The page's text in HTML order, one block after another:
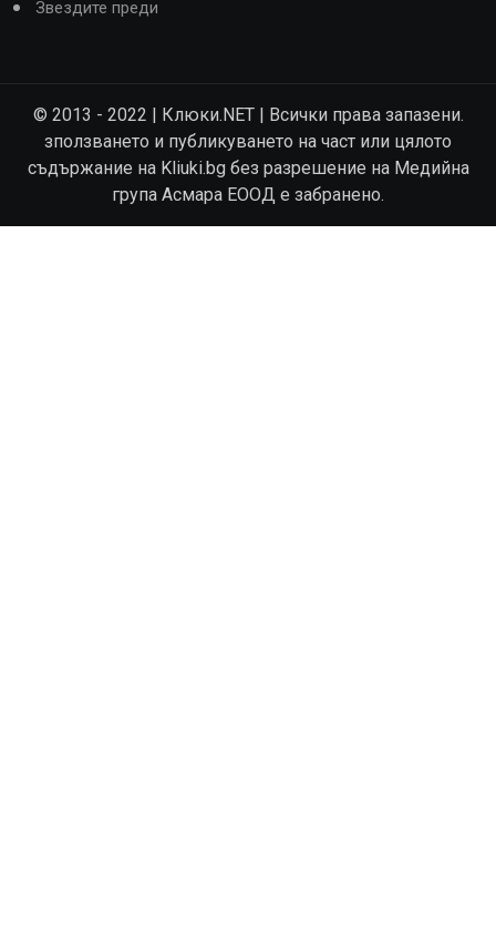
Звездите преди
© 2013 - 2022 | Клюки.NET | Всички права запазени.
зползването и публикуването на част или цялото
съдържание на Kliuki.bg без разрешение на Медийна
група Асмара ЕООД е забранено.